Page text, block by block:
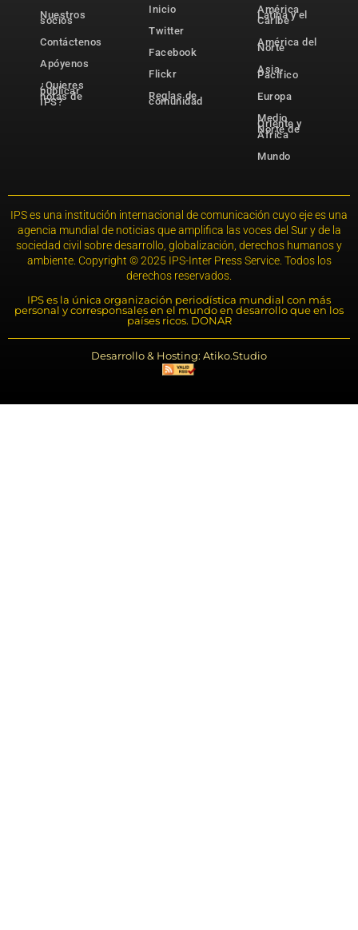
Nuestros
socios
Contáctenos
Apóyenos
¿Quieres
publicar
notas de
IPS?
Inicio
Twitter
Facebook
Flickr
Reglas de
comunidad
América
Latina y el
Caribe
América del
Norte
Asia-
Pacífico
Europa
Medio
Oriente y
Norte de
África
Mundo
IPS es una institución internacional de comunicación cuyo eje es una
agencia mundial de noticias que amplifica las voces del Sur y de la
sociedad civil sobre desarrollo, globalización, derechos humanos y
ambiente. Copyright © 2025 IPS-Inter Press Service. Todos los
derechos reservados.
IPS es la única organización periodística mundial con más
personal y corresponsales en el mundo en desarrollo que en los
países ricos. DONAR
Desarrollo & Hosting: Atiko.Studio